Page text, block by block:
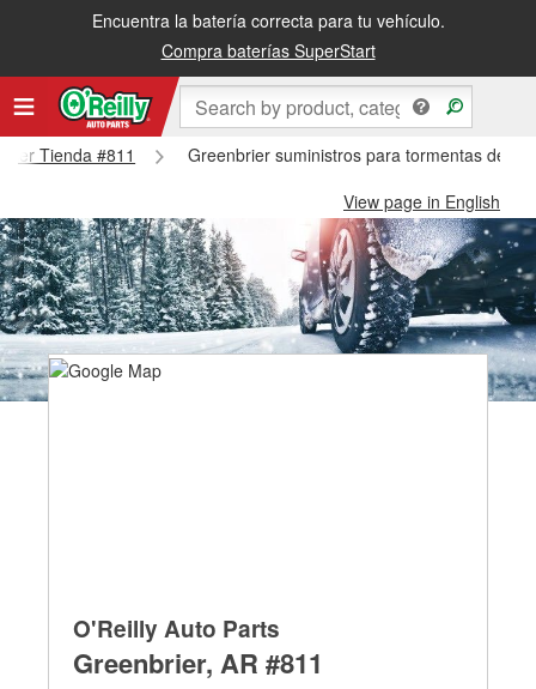
Encuentra la batería correcta para tu vehículo.
Compra baterías SuperStart
Tienda #811
Greenbrier suministros para tormentas de
View page in English
O'Reilly Auto Parts
Greenbrier, AR #811